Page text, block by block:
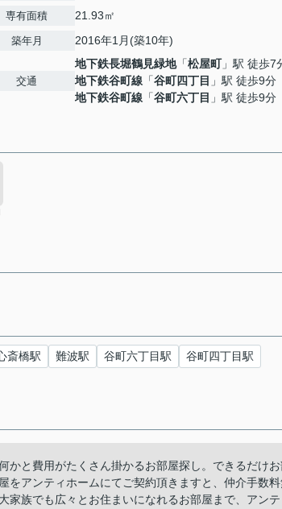
専有面積 21.93㎡
築年月 2016年1月(築10年)
交通
地下鉄長堀鶴見緑地「松屋町」駅 徒歩7
地下鉄谷町線 「谷町四丁目 」駅 徒歩9分
地下鉄谷町線 「谷町六丁目 」駅 徒歩9分
斎橋駅 難波駅 谷町六丁目駅
谷町四丁目駅
と費用がたくさん掛かるお部屋探し。できるだけ
をアンティホームにてご契約頂きますと、仲介手数
家族でも広々とお住まいになれるお部屋まで、アン